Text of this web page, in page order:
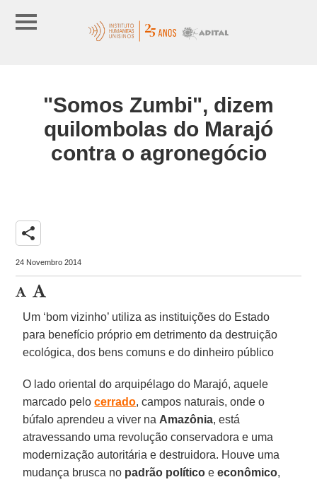
"Somos Zumbi", dizem
quilombolas do Marajó
contra o agronegócio
share
24 Novembro 2014
Um ‘bom vizinho’ utiliza as instituições do Estado
para benefício próprio em detrimento da destruição
ecológica, dos bens comuns e do dinheiro público
O lado oriental do arquipélago do Marajó, aquele
marcado pelocerrado, campos naturais, onde o
búfalo aprendeu a viver na Amazônia, está
atravessando uma revolução conservadora e uma
modernização autoritária e destruidora. Houve uma
mudança brusca no padrão político eeconômico,